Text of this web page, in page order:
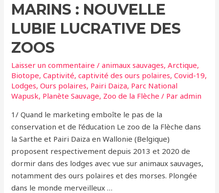
MARINS : NOUVELLE
LUBIE LUCRATIVE DES
ZOOS
Laisser un commentaire /animaux sauvages,Arctique,
Biotope,Captivité,captivité des ours polaires,Covid-19,
Lodges,Ours polaires, Pairi Daiza, Parc National
Wapusk, Planète Sauvage, Zoo de la Flèche / Paradmin
1/ Quand le marketing emboîte le pas de la
conservation et de l’éducation Le zoo de la Flèche dans
la Sarthe et Pairi Daiza en Wallonie (Belgique)
proposent respectivement depuis 2013 et 2020 de
dormir dans des lodges avec vue sur animaux sauvages,
notamment des ours polaires et des morses. Plongée
dans le monde merveilleux …